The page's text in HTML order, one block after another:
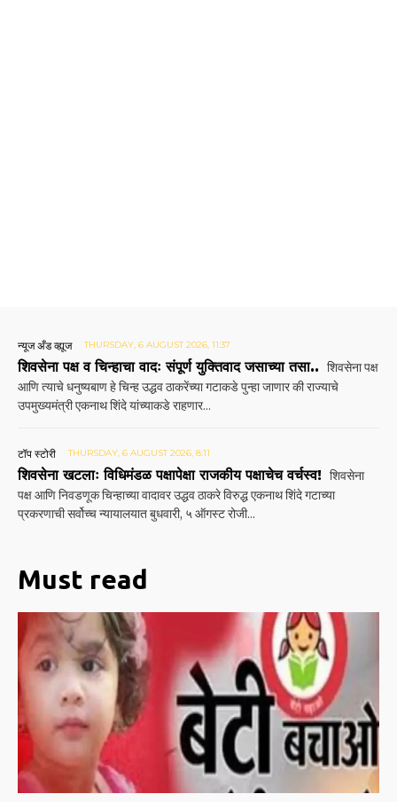
न्यूज अँड व्ह्यूज THURSDAY, 6 AUGUST 2026, 11:37
शिवसेना पक्ष व चिन्हाचा वादः संपूर्ण युक्तिवाद जसाच्या तसा.. शिवसेना पक्ष
आणि त्याचे धनुष्यबाण हे चिन्ह उद्धव ठाकरेंच्या गटाकडे पुन्हा जाणार की राज्याचे
उपमुख्यमंत्री एकनाथ शिंदे यांच्याकडे राहणार...
टॉप स्टोरी THURSDAY, 6 AUGUST 2026, 8:11
शिवसेना खटलाः विधिमंडळ पक्षापेक्षा राजकीय पक्षाचेच वर्चस्व! शिवसेना
पक्ष आणि निवडणूक चिन्हाच्या वादावर उद्धव ठाकरे विरुद्ध एकनाथ शिंदे गटाच्या
प्रकरणाची सर्वोच्च न्यायालयात बुधवारी, ५ ऑगस्ट रोजी...
Must read